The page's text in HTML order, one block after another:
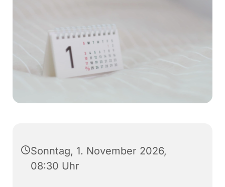
Sonntag, 1. November 2026,
08:30 Uhr